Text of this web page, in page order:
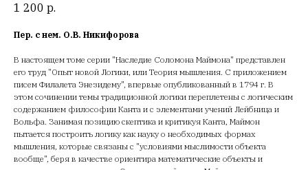
1 200 р.
Пер. с нем. О.В. Никифорова
В настоящем томе серии "Наследие Соломона Маймона" представлен
его труд "Опыт новой Логики, или Теория мышления. С приложением
писем Филалета Энезидему", впервые опубликованный в 1794 г. В
этом сочинении темы традиционной логики переплетены с логическим
содержанием философии Канта и с элементами учений Лейбница и
Вольфа. Занимая позицию скептика и критикуя Канта, Маймон
пытается построить логику как науку о необходимых формах
мышления, которые связаны с "условиями мыслимости объекта
вообще", беря в качестве ориентира математические объекты и